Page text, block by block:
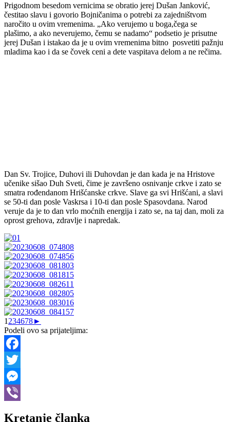
Prigodnom besedom vernicima se obratio jerej Dušan Janković,
čestitao slavu i govorio Bojničanima o potrebi za zajedništvom
naročito u ovim vremenima. „Ako verujemo u boga,čega se
plašimo, a ako neverujemo, čemu se nadamo“ podsetio je prisutne
jerej Dušan i istakao da je u ovim vremenima bitno posvetiti pažnju
mladima kao i da se čovek ceni a dete vaspitava delom a ne rečima.
Dan Sv. Trojice, Duhovi ili Duhovdan je dan kada je na Hristove
učenike sišao Duh Sveti, čime je završeno osnivanje crkve i zato se
smatra rođendanom Hrišćanske crkve. Slave ga svi Hrišćani, a slavi
se 50-ti dan posle Vaskrsa i 10-ti dan posle Spasovdana. Narod
veruje da je to dan vrlo moćnih energija i zato se, na taj dan, moli za
oprost grehova, zdravlje i napredak.
1 234678►
Podeli ovo sa prijateljima:
Facebook
Twitter
Messenger
Kretanje članka